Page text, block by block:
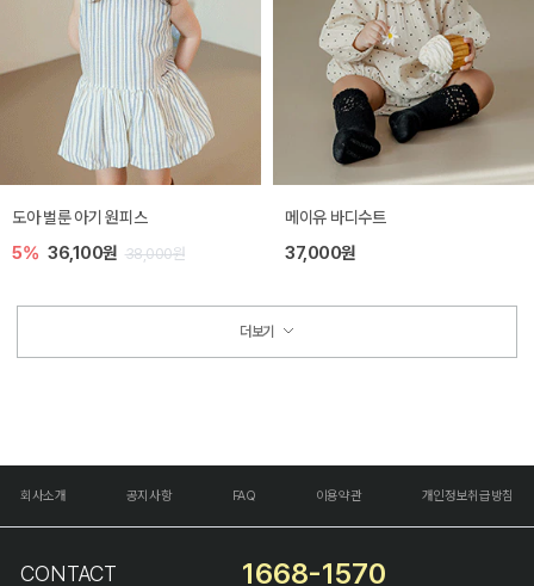
도아 벌룬 아기 원피스
5% 36,100원 38,000원
메이유 바디수트
37,000원
더보기
회사소개 공지사항 FAQ 이용약관 개인정보취급방침
CONTACT 1668-1570